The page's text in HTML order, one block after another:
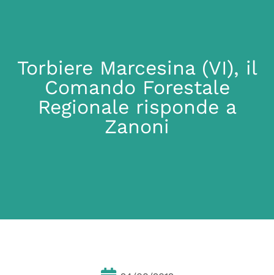
Torbiere Marcesina (VI), il
Comando Forestale
Regionale risponde a
Zanoni